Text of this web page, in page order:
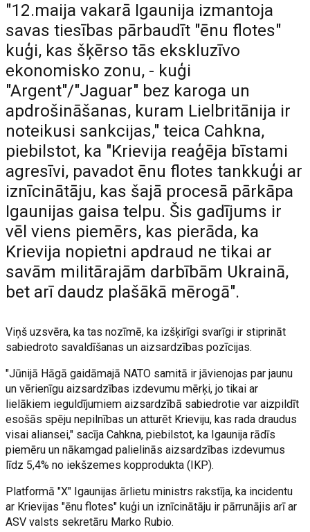
"12.maija vakarā Igaunija izmantoja
savas tiesības pārbaudīt "ēnu flotes"
kuģi, kas šķērso tās ekskluzīvo
ekonomisko zonu, - kuģi
"Argent"/"Jaguar" bez karoga un
apdrošināšanas, kuram Lielbritānija ir
noteikusi sankcijas," teica Cahkna,
piebilstot, ka "Krievija reaģēja bīstami
agresīvi, pavadot ēnu flotes tankkuģi ar
iznīcinātāju, kas šajā procesā pārkāpa
Igaunijas gaisa telpu. Šis gadījums ir
vēl viens piemērs, kas pierāda, ka
Krievija nopietni apdraud ne tikai ar
savām militārajām darbībām Ukrainā,
bet arī daudz plašākā mērogā".
Viņš uzsvēra, ka tas nozīmē, ka izšķirīgi svarīgi ir stiprināt
sabiedroto savaldīšanas un aizsardzības pozīcijas.
"Jūnijā Hāgā gaidāmajā NATO samitā ir jāvienojas par jaunu
un vērienīgu aizsardzības izdevumu mērķi, jo tikai ar
lielākiem ieguldījumiem aizsardzībā sabiedrotie var aizpildīt
esošās spēju nepilnības un atturēt Krieviju, kas rada draudus
visai aliansei," sacīja Cahkna, piebilstot, ka Igaunija rādīs
piemēru un nākamgad palielinās aizsardzības izdevumus
līdz 5,4% no iekšzemes kopprodukta (IKP).
Platformā "X" Igaunijas ārlietu ministrs rakstīja, ka incidentu
ar Krievijas "ēnu flotes" kuģi un iznīcinātāju ir pārrunājis arī ar
ASV valsts sekretāru Marko Rubio.